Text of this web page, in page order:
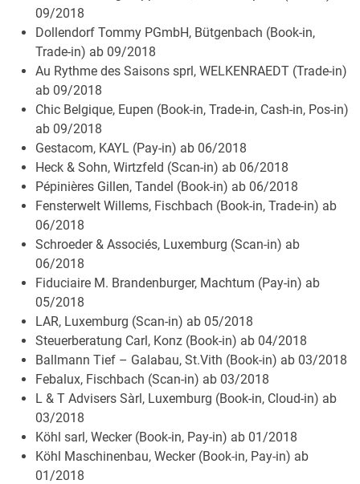
09/2018
Dollendorf Tommy PGmbH, Bütgenbach (Book-in,
Trade-in) ab 09/2018
Au Rythme des Saisons sprl, WELKENRAEDT (Trade-in)
ab 09/2018
Chic Belgique, Eupen (Book-in, Trade-in, Cash-in, Pos-in)
ab 09/2018
Gestacom, KAYL (Pay-in) ab 06/2018
Heck & Sohn, Wirtzfeld (Scan-in) ab 06/2018
Pépinières Gillen, Tandel (Book-in) ab 06/2018
Fensterwelt Willems, Fischbach (Book-in, Trade-in) ab
06/2018
Schroeder & Associés, Luxemburg (Scan-in) ab
06/2018
Fiduciaire M. Brandenburger, Machtum (Pay-in) ab
05/2018
LAR, Luxemburg (Scan-in) ab 05/2018
Steuerberatung Carl, Konz (Book-in) ab 04/2018
Ballmann Tief – Galabau, St.Vith (Book-in) ab 03/2018
Febalux, Fischbach (Scan-in) ab 03/2018
L & T Advisers Sàrl, Luxemburg (Book-in, Cloud-in) ab
03/2018
Köhl sarl, Wecker (Book-in, Pay-in) ab 01/2018
Köhl Maschinenbau, Wecker (Book-in, Pay-in) ab
01/2018